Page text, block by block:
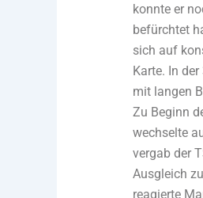
konnte er
befürchtet
sich auf
Karte. In
mit langen
Zu Beginn
wechselte
vergab der
Ausgleich
reagierte